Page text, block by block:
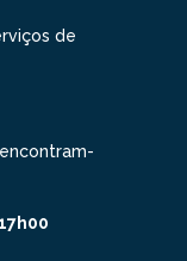
de